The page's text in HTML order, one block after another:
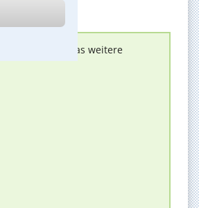
melden, um das weitere